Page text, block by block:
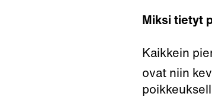
Miksi tietyt
Kaikkein
ovat niin